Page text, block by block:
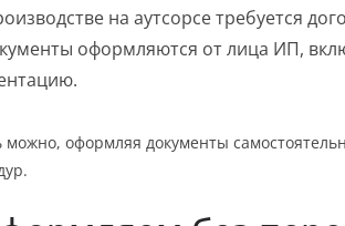
на аутсорсе требуется
оформляются от лица ИП,
можно, оформляя документы